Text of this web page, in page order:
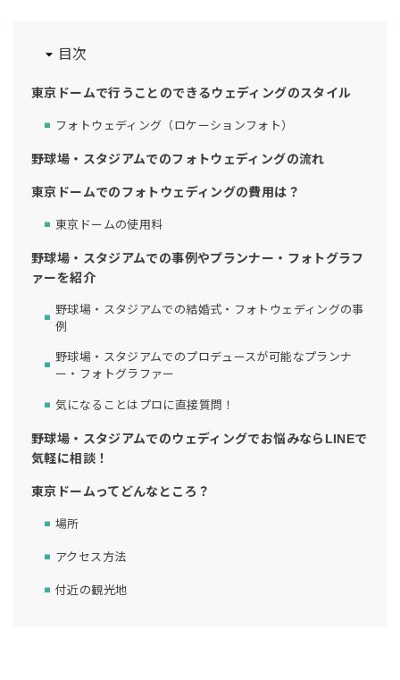
目次
東京ドームで行うことのできるウェディングのスタイル
フォトウェディング（ロケーションフォト）
野球場・スタジアムでのフォトウェディングの流れ
東京ドームでのフォトウェディングの費用は？
東京ドームの使用料
野球場・スタジアムでの事例やプランナー・フォトグラフ
ァーを紹介
野球場・スタジアムでの結婚式・フォトウェディングの事
例
野球場・スタジアムでのプロデュースが可能なプランナ
ー・フォトグラファー
気になることはプロに直接質問！
野球場・スタジアムでのウェディングでお悩みならLINEで
気軽に相談！
東京ドームってどんなところ？
場所
アクセス方法
付近の観光地